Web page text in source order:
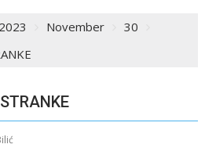
2023 November
30